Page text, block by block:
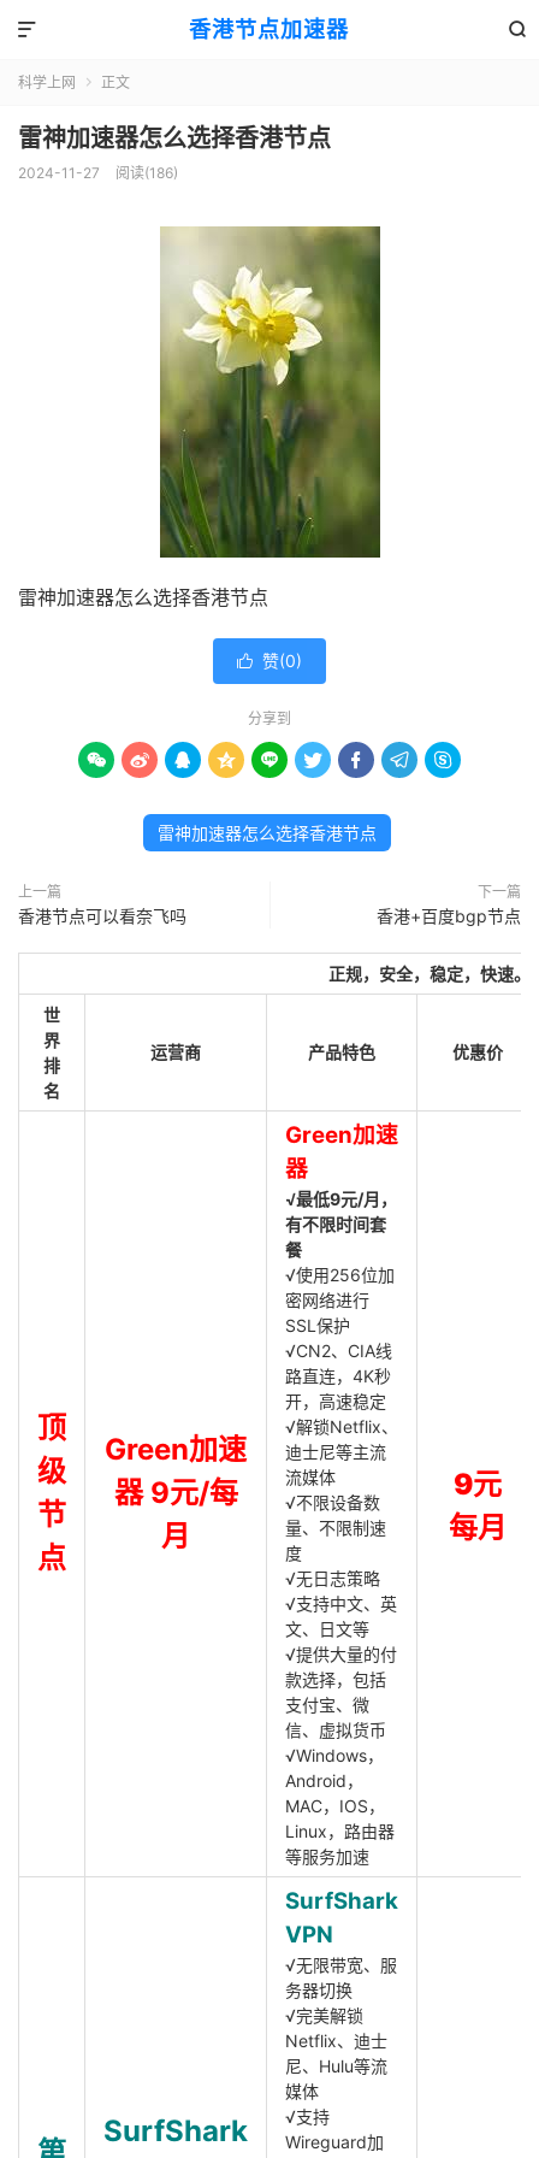
香港节点加速器 

科学上网  正文
雷神加速器怎么选择香港节点
2024-11-27 阅读(186)
雷神加速器怎么选择香港节点
 赞(0)
分享到
        
雷神加速器怎么选择香港节点
上一篇
香港节点可以看奈飞吗
下一篇
香港+百度bgp节点
正规，安全，稳定，快速。
世
界
排
名
运营商 产品特色 优惠价
顶
级
节
点
Green加速
器 9元/每
月
Green加速
器
√最低9元/月，
有不限时间套
餐
√使用256位加
密网络进行
SSL保护
√CN2、CIA线
路直连，4K秒
开，高速稳定
√解锁Netflix、
迪士尼等主流
流媒体
√不限设备数
量、不限制速
度
√无日志策略
√支持中文、英
文、日文等
√提供大量的付
款选择，包括
支付宝、微
信、虚拟货币
√Windows，
Android，
MAC，IOS，
Linux，路由器
等服务加速
9元
每月
SurfShark
SurfShark
VPN
√无限带宽、服
务器切换
√完美解锁
Netflix、迪士
尼、Hulu等流
媒体
√支持
Wireguard加